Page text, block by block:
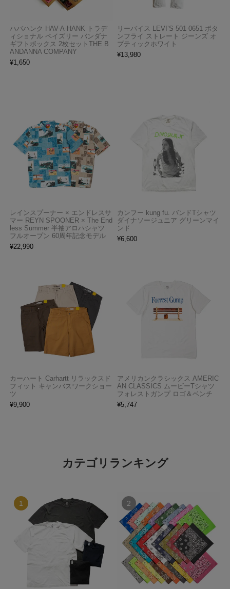
ハバハンク HAV-A-HANK トラデ
ィショナル ペイズリー バンダナ
ギフトボックス 2枚セットTHE B
ANDANNA COMPANY
¥1,650
リーバイス LEVI’S 501-0651 ボタ
ンフライ ストレート ジーンズ オ
プティックホワイト
¥13,980
レインスプーナー × エンドレスサ
マー REYN SPOONER × The End
less Summer 半袖アロハシャツ
フルオープン 60周年記念モデル
¥22,990
カンフー kung fu. バンドTシャツ
ダイナソージュニア グリーンマイ
ンド
¥6,600
カーハート Carhartt リラックスド
フィット キャンバスワークショー
ツ
¥9,900
アメリカンクラシックス AMERIC
AN CLASSICS ムービーTシャツ
フォレストガンプ ロゴ＆ベンチ
¥5,747
カテゴリランキング